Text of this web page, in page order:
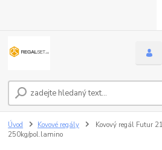
Úvod Kovové regály
Kovový regál Futur
250kg/pol.lamino